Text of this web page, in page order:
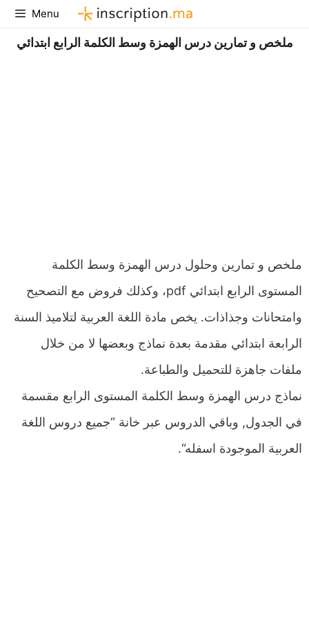
Aller
au
contenu
Menu
ملخص و تمارين درس الهمزة وسط الكلمة الرابع ابتدائي
ملخص و تمارين وحلول درس الهمزة وسط الكلمة
المستوى الرابع ابتدائي pdf، وكذلك فروض مع التصحيح
وامتحانات وجذاذات. يخص مادة اللغة العربية لتلاميذ السنة
الرابعة ابتدائي مقدمة بعدة نماذج وبعضها لا من خلال
ملفات جاهزة للتحميل والطباعة.
نماذج درس الهمزة وسط الكلمة المستوى الرابع مقسمة
في الجدول, وباقي الدروس عبر خانة “جميع دروس اللغة
العربية الموجودة اسفله“.